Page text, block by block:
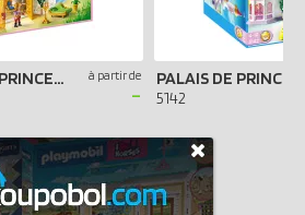
GRAND CHÂTEAU DE PRINCESSE à partir de
-
PALAIS DE
5142